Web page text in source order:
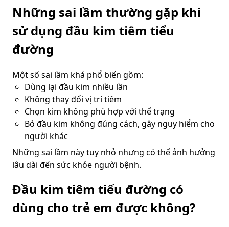
Những sai lầm thường gặp khi
sử dụng đầu kim tiêm tiểu
đường
Một số sai lầm khá phổ biến gồm:
Dùng lại đầu kim nhiều lần
Không thay đổi vị trí tiêm
Chọn kim không phù hợp với thể trạng
Bỏ đầu kim không đúng cách, gây nguy hiểm cho
người khác
Những sai lầm này tuy nhỏ nhưng có thể ảnh hưởng
lâu dài đến sức khỏe người bệnh.
Đầu kim tiêm tiểu đường có
dùng cho trẻ em được không?